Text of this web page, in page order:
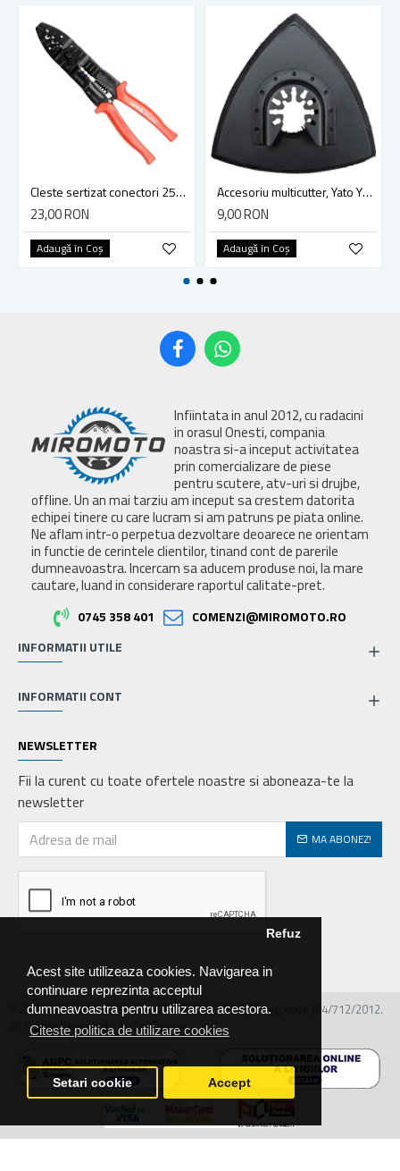
Acest site utilizeaza cookies. Navigarea in
continuare reprezinta acceptul
dumneavoastra pentru utilizarea acestora.
Citeste politica de utilizare cookies
Refuz
Setari cookie Accept
Cleste sertizat conectori 250 mm lama 4mm Yato YT-2254
23,00 RON
Adaugă în Coş
Accesoriu multicutter, Yato YT-34689, sistem Yato Quick Release, slefuire, 90 mm, ceramica, abrazive
9,00 RON
Adaugă în Coş
Infiintata in anul 2012, cu radacini
in orasul Onesti, compania
noastra si-a inceput activitatea
prin comercializare de piese
pentru scutere, atv-uri si drujbe,
offline. Un an mai tarziu am inceput sa crestem datorita
echipei tinere cu care lucram si am patruns pe piata online.
Ne aflam intr-o perpetua dezvoltare deoarece ne orientam
in functie de cerintele clientilor, tinand cont de parerile
dumneavoastra. Incercam sa aducem produse noi, la mare
cautare, luand in considerare raportul calitate-pret.
0745 358 401
COMENZI@MIROMOTO.RO
INFORMATII UTILE
INFORMATII CONT
NEWSLETTER
Fii la curent cu toate ofertele noastre si aboneaza-te la
newsletter
MA ABONEZ!
© 2026 MIRALEX PARTS SRL, CIF: RO30468586, Nr.reg.com: J04/712/2012.
All Rights Reserved - by DevPro.ro